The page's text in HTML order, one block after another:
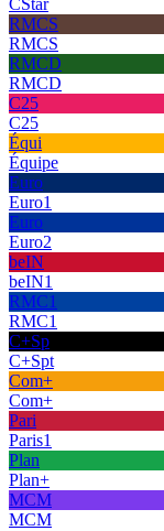
CStar
RMCS
RMCS
RMCD
RMCD
C25
C25
Équi
Équipe
Euro
Euro1
Euro
Euro2
beIN
beIN1
RMC1
RMC1
C+Sp
C+Spt
Com+
Com+
Pari
Paris1
Plan
Plan+
MCM
MCM